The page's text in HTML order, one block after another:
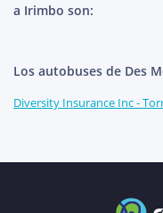
a Irimbo son:
Los autobuses de Des
Diversity Insurance Inc -